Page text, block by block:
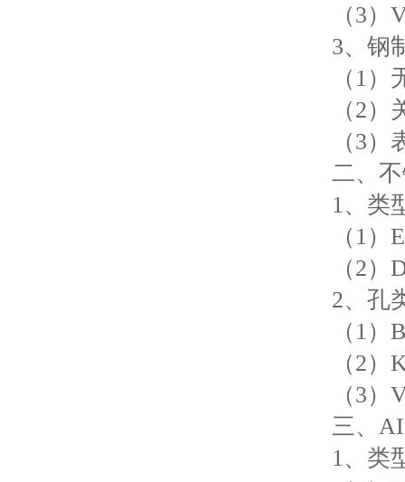
（3）V
3、钢
（1）无
（2）关
（3）表
二、不
1、类
（1）
（2）
2、孔
（1）B
（2）K
（3）V
三、
1、类